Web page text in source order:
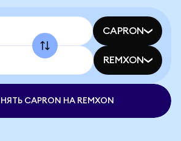
CAPRON
REMXON
CAPRON НА REMXON